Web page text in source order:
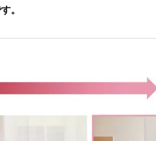
。